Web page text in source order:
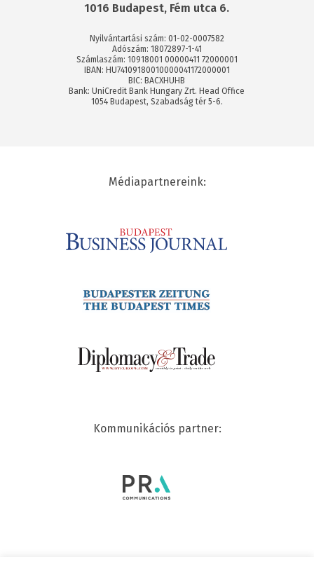
1016 Budapest, Fém utca 6.
Nyilvántartási szám: 01-02-0007582
Adószám: 18072897-1-41
Számlaszám: 10918001 00000411 72000001
IBAN: HU74109180010000041172000001
BIC: BACXHUHB
Bank: UniCredit Bank Hungary Zrt. Head Office
1054 Budapest, Szabadság tér 5-6.
Médiapartnereink:
Kommunikációs partner: